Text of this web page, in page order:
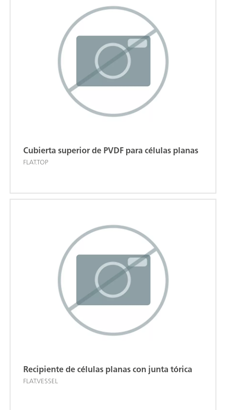
Cubierta superior de PVDF para células planas
FLAT.TOP
Recipiente de células planas con junta tórica
FLAT.VESSEL